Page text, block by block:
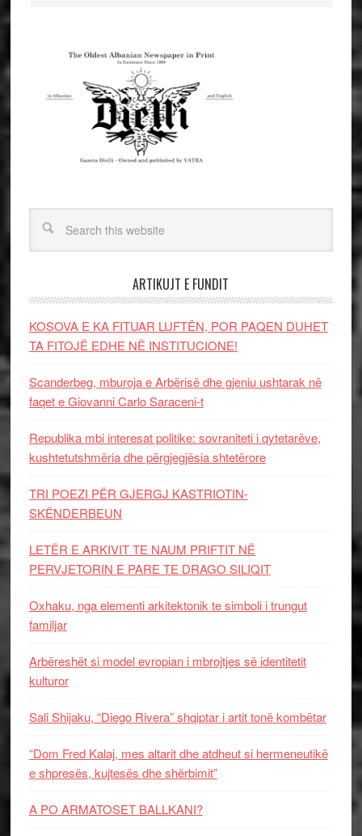
ARTIKUJT E FUNDIT
KOSOVA E KA FITUAR LUFTËN, POR PAQEN DUHET
TA FITOJË EDHE NË INSTITUCIONE!
Scanderbeg, mburoja e Arbërisë dhe gjeniu ushtarak në
faqet e Giovanni Carlo Saraceni-t
Republika mbi interesat politike: sovraniteti i qytetarëve,
kushtetutshmëria dhe përgjegjësia shtetërore
TRI POEZI PËR GJERGJ KASTRIOTIN-
SKËNDERBEUN
LETËR E ARKIVIT TE NAUM PRIFTIT NË
PERVJETORIN E PARE TE DRAGO SILIQIT
Oxhaku, nga elementi arkitektonik te simboli i trungut
familjar
Arbëreshët si model evropian i mbrojtjes së identitetit
kulturor
Sali Shijaku, “Diego Rivera” shqiptar i artit tonë kombëtar
“Dom Fred Kalaj, mes altarit dhe atdheut si hermeneutikë
e shpresës, kujtesës dhe shërbimit”
A PO ARMATOSET BALLKANI?